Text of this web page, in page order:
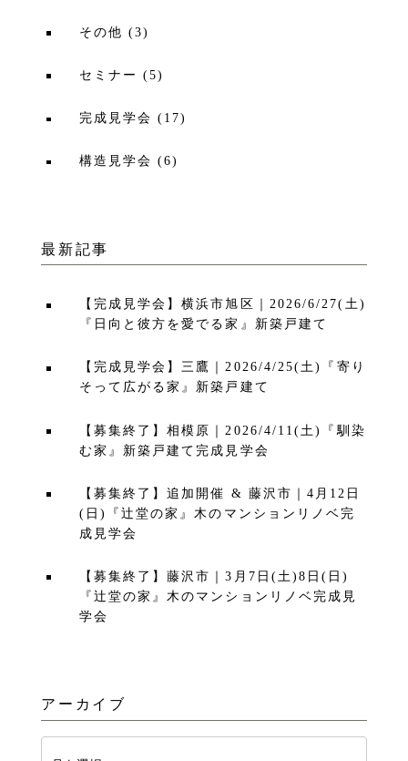
その他 (3)
セミナー (5)
完成見学会 ( 17)
構造見学会 (6)
最新記事
【完成見学会】横浜市旭区｜2026/6/27(土)
『日向と彼方を愛でる家』新築戸建て
【完成見学会】三鷹｜2026/4/25(土)『寄り
そって広がる家』新築戸建て
【募集終了】相模原｜2026/4/11(土)『馴染
む家』新築戸建て完成見学会
【募集終了】追加開催 & 藤沢市｜4月12日
(日)『辻堂の家』木のマンションリノベ完
成見学会
【募集終了】藤沢市｜3月7日(土)8日(日)
『辻堂の家』木のマンションリノベ完成見
学会
アーカイブ